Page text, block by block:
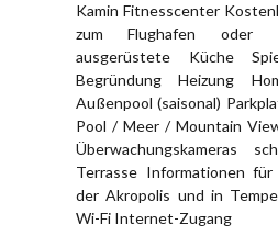
Kamin Fitnesscenter
zum Flughafen oder
ausgerüstete Küche
Begründung Heizung
Außenpool (saisonal)
Pool / Meer / Mountain
Überwachungskameras
Terrasse Informationen
der Akropolis und in
Wi-Fi Internet-Zugang